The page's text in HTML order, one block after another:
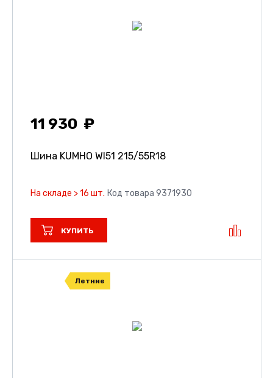
11 930
Шина KUMHO WI51 215/55R18
На складе > 16 шт. Код товара 9371930
КУПИТЬ
Летние